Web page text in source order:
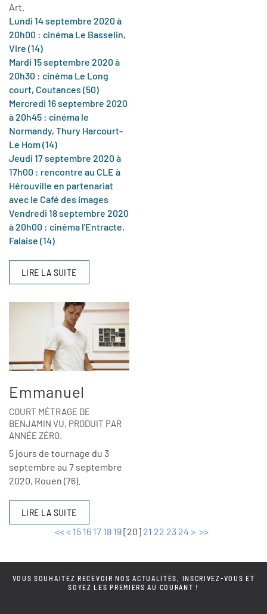
Art.
Lundi 14 septembre 2020 à
20h00 : cinéma Le Basselin,
Vire (14)
Mardi 15 septembre 2020 à
20h30 : cinéma Le Long
court, Coutances (50)
Mercredi 16 septembre 2020
à 20h45 : cinéma le
Normandy, Thury Harcourt-
Le Hom (14)
Jeudi 17 septembre 2020 à
17h00 : rencontre au CLE à
Hérouville en partenariat
avec le Café des images
Vendredi 18 septembre 2020
à 20h00 : cinéma l'Entracte,
Falaise (14)
LIRE LA SUITE
Emmanuel
COURT MÉTRAGE DE
BENJAMIN VU, PRODUIT PAR
ANNÉE ZÉRO.
5 jours de tournage du 3
septembre au 7 septembre
2020, Rouen (76).
LIRE LA SUITE
<<< 15 16 17 18 19[20] 21 22 23 24 > >>
VOUS SOUHAITEZ RECEVOIR NOS ACTUALITÉS, INSCRIVEZ-VOUS ET
SOYEZ LES PREMIERS AU COURANT !